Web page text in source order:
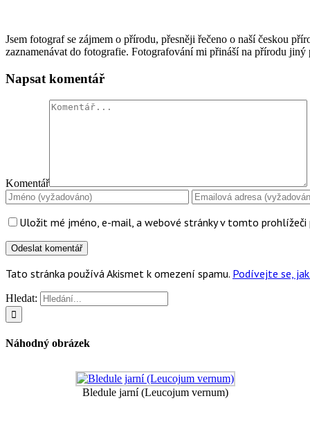
Jsem fotograf se zájmem o přírodu, přesněji řečeno o naší českou
zaznamenávat do fotografie. Fotografování mi přináší na přírodu
Napsat komentář
Komentář
Uložit mé jméno, e-mail, a webové stránky v tomto prohlížeči
Tato stránka používá Akismet k omezení spamu. Podívejte se,
Hledat:
Náhodný obrázek
Bledule jarní (Leucojum vernum)